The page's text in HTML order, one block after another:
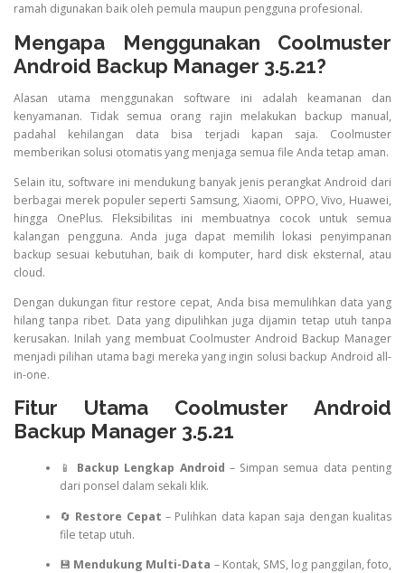
ramah digunakan baik oleh pemula maupun pengguna profesional.
Mengapa Menggunakan Coolmuster
Android Backup Manager 3.5.21?
Alasan utama menggunakan software ini adalah keamanan dan
kenyamanan. Tidak semua orang rajin melakukan backup manual,
padahal kehilangan data bisa terjadi kapan saja. Coolmuster
memberikan solusi otomatis yang menjaga semua file Anda tetap aman.
Selain itu, software ini mendukung banyak jenis perangkat Android dari
berbagai merek populer seperti Samsung, Xiaomi, OPPO, Vivo, Huawei,
hingga OnePlus. Fleksibilitas ini membuatnya cocok untuk semua
kalangan pengguna. Anda juga dapat memilih lokasi penyimpanan
backup sesuai kebutuhan, baik di komputer, hard disk eksternal, atau
cloud.
Dengan dukungan fitur restore cepat, Anda bisa memulihkan data yang
hilang tanpa ribet. Data yang dipulihkan juga dijamin tetap utuh tanpa
kerusakan. Inilah yang membuat Coolmuster Android Backup Manager
menjadi pilihan utama bagi mereka yang ingin solusi backup Android all-
in-one.
Fitur Utama Coolmuster Android
Backup Manager 3.5.21
📱 Backup Lengkap Android – Simpan semua data penting
dari ponsel dalam sekali klik.
🔄 Restore Cepat – Pulihkan data kapan saja dengan kualitas
file tetap utuh.
💾 Mendukung Multi-Data – Kontak, SMS, log panggilan, foto,